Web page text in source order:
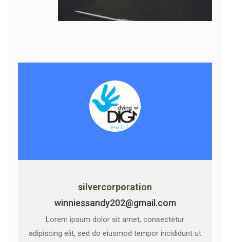
silvercorporation
winniessandy202@gmail.com
Lorem ipsum dolor sit amet, consectetur
adipiscing elit, sed do eiusmod tempor incididunt ut